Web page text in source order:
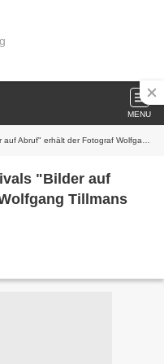
MENU
Fotograf Wolfgang Tillmans den Kulturpreis 2009
"Bilder auf
Tillmans